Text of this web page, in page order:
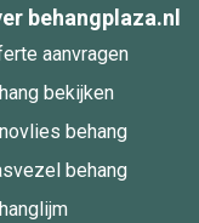
behangplaza.nl
aanvragen
bekijken
behang
behang